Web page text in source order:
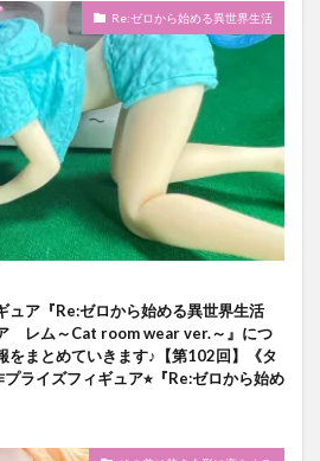
Re:ゼロから始める異世界生活
ュア『Re:ゼロから始める異世界生活
レム～Cat room wear ver.～』につ
をまとめていきます♪【第102回】《タ
ライズフィギュア⭐︎『Re:ゼロから始め